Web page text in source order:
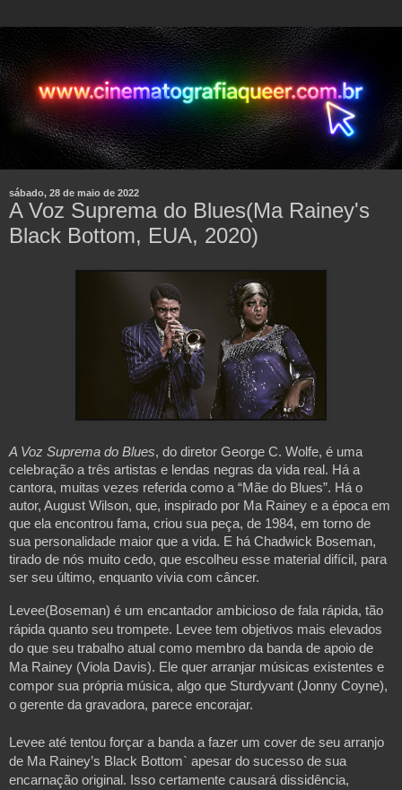
sábado, 28 de maio de 2022
A Voz Suprema do Blues(Ma Rainey's
Black Bottom, EUA, 2020)
A Voz Suprema do Blues, do diretor George C. Wolfe, é uma
celebração a três artistas e lendas negras da vida real. Há a
cantora, muitas vezes referida como a “Mãe do Blues”. Há o
autor, August Wilson, que, inspirado por Ma Rainey e a época em
que ela encontrou fama, criou sua peça, de 1984, em torno de
sua personalidade maior que a vida. E há Chadwick Boseman,
tirado de nós muito cedo, que escolheu esse material difícil, para
ser seu último, enquanto vivia com câncer.
Levee(Boseman) é um encantador ambicioso de fala rápida, tão
rápida quanto seu trompete. Levee tem objetivos mais elevados
do que seu trabalho atual como membro da banda de apoio de
Ma Rainey (Viola Davis). Ele quer arranjar músicas existentes e
compor sua própria música, algo que Sturdyvant (Jonny Coyne),
o gerente da gravadora, parece encorajar.
Levee até tentou forçar a banda a fazer um cover de seu arranjo
de Ma Rainey’s Black Bottom` apesar do sucesso de sua
encarnação original. Isso certamente causará dissidência,